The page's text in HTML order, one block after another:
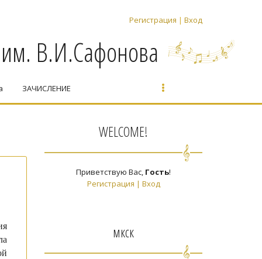
Регистрация | Вход
им. В.И.Сафонова
ЗАЧИСЛЕНИЕ
WELCOME!
Приветствую Вас, Гость!
Регистрация | Вход
мкск